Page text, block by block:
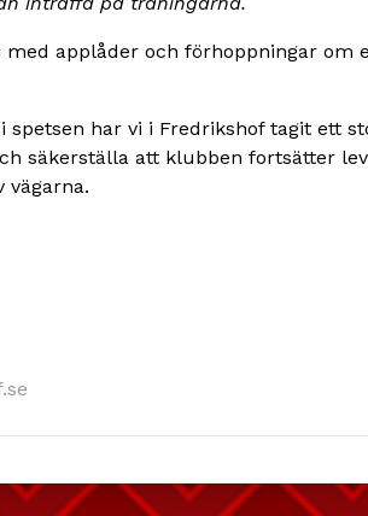
med applåder och förhoppningar om
spetsen har vi i Fredrikshof tagit ett
säkerställa att klubben fortsätter
vägarna.